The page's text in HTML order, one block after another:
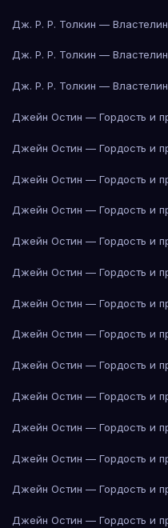
Дж. Р. Р. Толкин —
Дж. Р. Р. Толкин —
Дж. Р. Р. Толкин —
Джейн Остин — Гордость и
Джейн Остин — Гордость и
Джейн Остин — Гордость и
Джейн Остин — Гордость и
Джейн Остин — Гордость и
Джейн Остин — Гордость и
Джейн Остин — Гордость и
Джейн Остин — Гордость и
Джейн Остин — Гордость и
Джейн Остин — Гордость и
Джейн Остин — Гордость и
Джейн Остин — Гордость и
Джейн Остин — Гордость и
Джейн Остин — Гордость и